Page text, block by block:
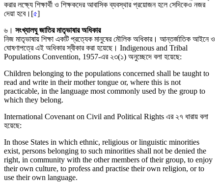
করার লক্ষ্যে শিক্ষার্থী ও শিক্ষকদের আবাসিক ব্যবস্থার প্রয়োজন হলে সেদিকেও নজর
দেয়া হবে।[৫]
৬। সংখ্যালঘু জাতির মাতৃভাষার অধিকার
নিজ মাতৃভাষায় শিক্ষা একটি প্রত্যেক মানুষের মৌলিক অধিকার। আন্তর্জাতিক আইনে ও
ঘোষণাপত্রে এই অধিকার স্বীকার করা হয়েছে। Indigenous and Tribal
Populations Convention, 1957-এর ২৩(১) অনুচ্ছেদে বলা হয়েছে:
Children belonging to the populations concerned shall be taught to
read and write in their mother tongue or, where this is not
practicable, in the language most commonly used by the group to
which they belong.
International Covenant on Civil and Political Rights এর ২৭ ধারায় বলা
হয়েছে:
In those States in which ethnic, religious or linguistic minorities
exist, persons belonging to such minorities shall not be denied the
right, in community with the other members of their group, to enjoy
their own culture, to profess and practise their own religion, or to
use their own language.